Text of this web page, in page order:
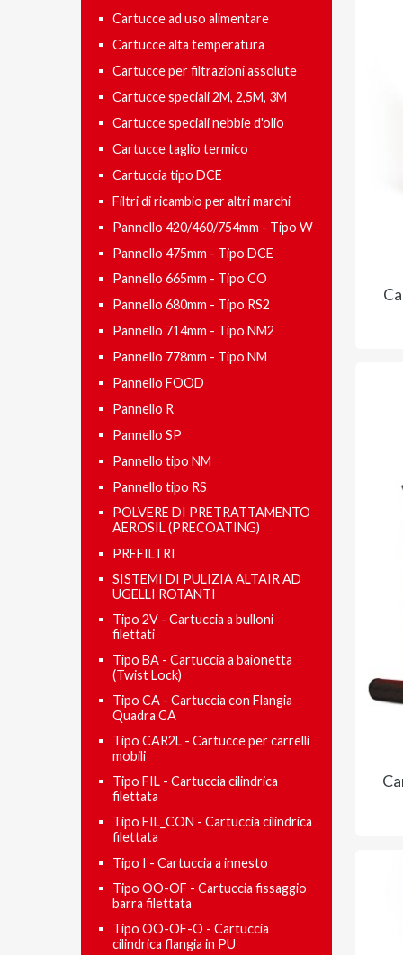
Cartucce ad uso alimentare
Cartucce alta temperatura
Cartucce per filtrazioni assolute
Cartucce speciali 2M, 2,5M, 3M
Cartucce speciali nebbie d'olio
Cartucce taglio termico
Cartuccia tipo DCE
Filtri di ricambio per altri marchi
Pannello 420/460/754mm - Tipo W
Pannello 475mm - Tipo DCE
Pannello 665mm - Tipo CO
Pannello 680mm - Tipo RS2
Pannello 714mm - Tipo NM2
Pannello 778mm - Tipo NM
Pannello FOOD
Pannello R
Pannello SP
Pannello tipo NM
Pannello tipo RS
POLVERE DI PRETRATTAMENTO
AEROSIL (PRECOATING)
PREFILTRI
SISTEMI DI PULIZIA ALTAIR AD
UGELLI ROTANTI
Tipo 2V - Cartuccia a bulloni
filettati
Tipo BA - Cartuccia a baionetta
(Twist Lock)
Tipo CA - Cartuccia con Flangia
Quadra CA
Tipo CAR2L - Cartucce per carrelli
mobili
Tipo FIL - Cartuccia cilindrica
filettata
Tipo FIL_CON - Cartuccia cilindrica
filettata
Tipo I - Cartuccia a innesto
Tipo OO-OF - Cartuccia fissaggio
barra filettata
Tipo OO-OF-O - Cartuccia
cilindrica flangia in PU